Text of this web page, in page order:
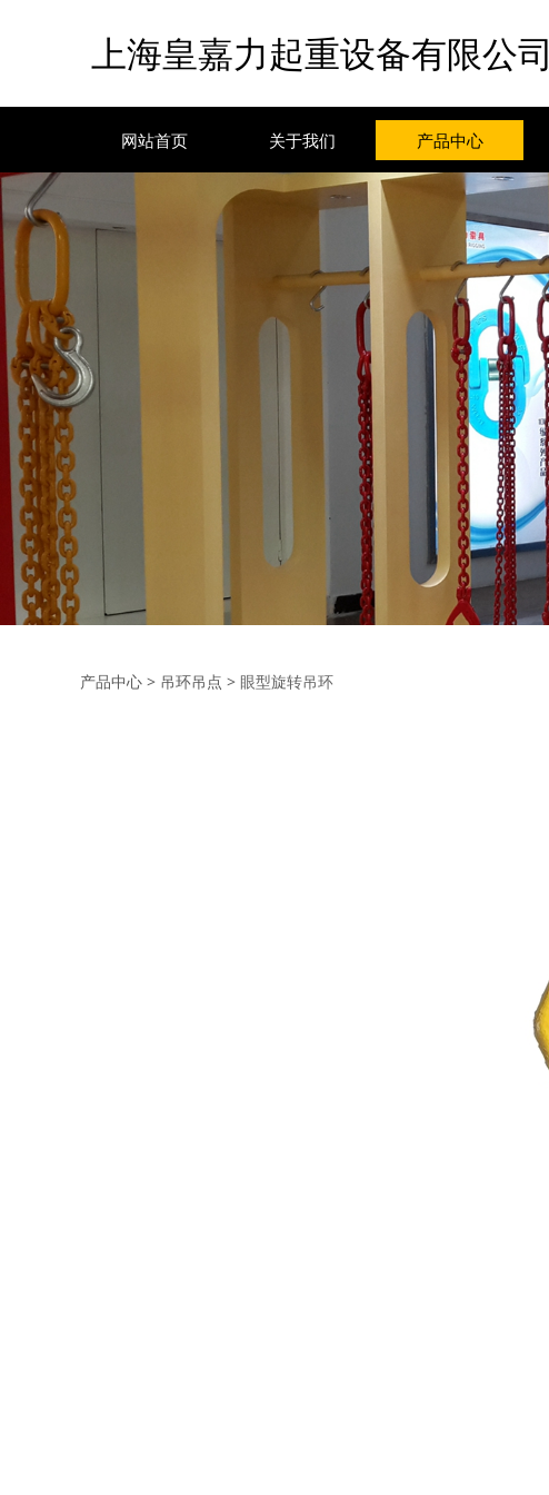
上海皇嘉力起重设备有限公司
网站首页 关于我们 产品中心
眼型旋转吊环
产品中心 > 吊环吊点 > 眼型旋转吊环